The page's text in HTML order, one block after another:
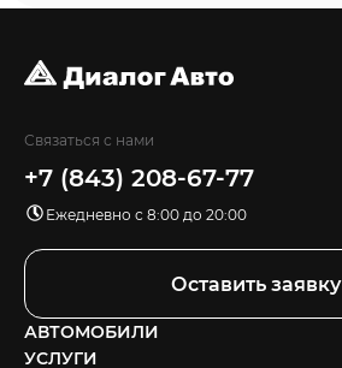
Связаться с нами
+7 (843) 208-67-77
Ежедневно с 8:00 до 20:00
Оставить заявку
АВТОМОБИЛИ
УСЛУГИ